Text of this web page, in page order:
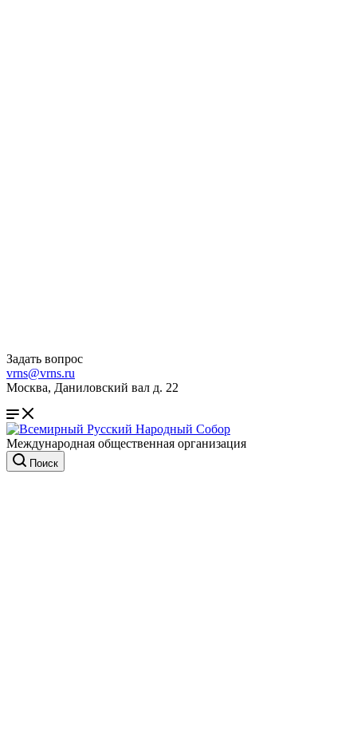
Задать вопрос
vrns@vrns.ru
Москва, Даниловский вал д. 22
Международная общественная организация
Поиск